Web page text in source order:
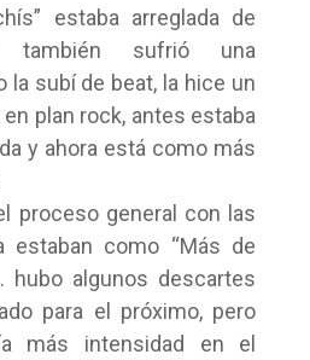
estaba arreglada de
sufrió una
la subí de beat, la hice un
plan rock, antes estaba
y ahora está como más
proceso general con las
estaban como “Más de
hubo algunos descartes
para el próximo, pero
más intensidad en el